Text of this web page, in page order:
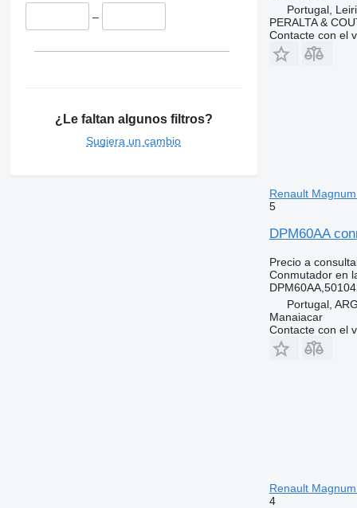
–
¿Le faltan algunos filtros?
Sugiera un cambio
Portugal,
PERALTA &
Contacte con el
Renault
5
DPM60AA
Precio a
Conmutador en
Portugal,
Manaiacar
Contacte con el
Renault
4